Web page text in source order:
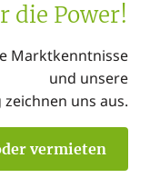
die Power!
Marktkenntnisse
und unsere
uns aus.
vermieten